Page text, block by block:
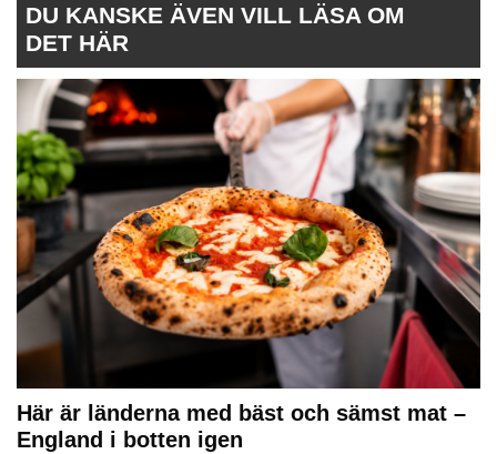
DU KANSKE ÄVEN VILL LÄSA OM
DET HÄR
Här är länderna med bäst och sämst mat –
England i botten igen